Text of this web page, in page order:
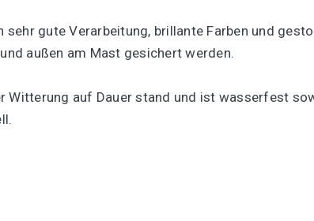
gute Verarbeitung, brillante Farben und
außen am Mast gesichert werden.
auf Dauer stand und ist wasserfest